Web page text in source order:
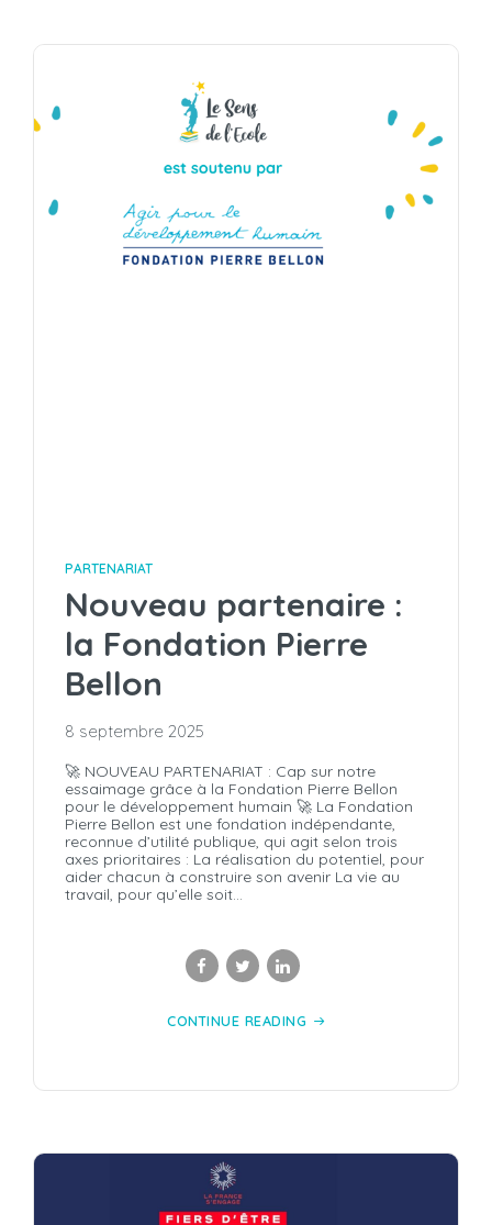
PARTENARIAT
Nouveau partenaire :
la Fondation Pierre
Bellon
8 septembre 2025
🚀 NOUVEAU PARTENARIAT : Cap sur notre
essaimage grâce à la Fondation Pierre Bellon
pour le développement humain 🚀 La Fondation
Pierre Bellon est une fondation indépendante,
reconnue d’utilité publique, qui agit selon trois
axes prioritaires : La réalisation du potentiel, pour
aider chacun à construire son avenir La vie au
travail, pour qu’elle soit...
CONTINUE READING